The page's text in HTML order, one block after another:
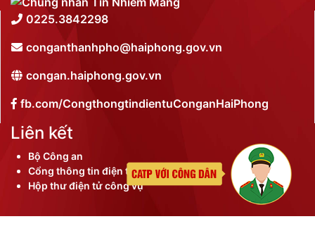
0225.3842298
conganthanhpho@haiphong.gov.vn
congan.haiphong.gov.vn
fb.com/CongthongtindientuConganHaiPhong
Liên kết
Bộ Công an
Cổng thông tin điện tử thành phố
Hộp thư điện tử công vụ